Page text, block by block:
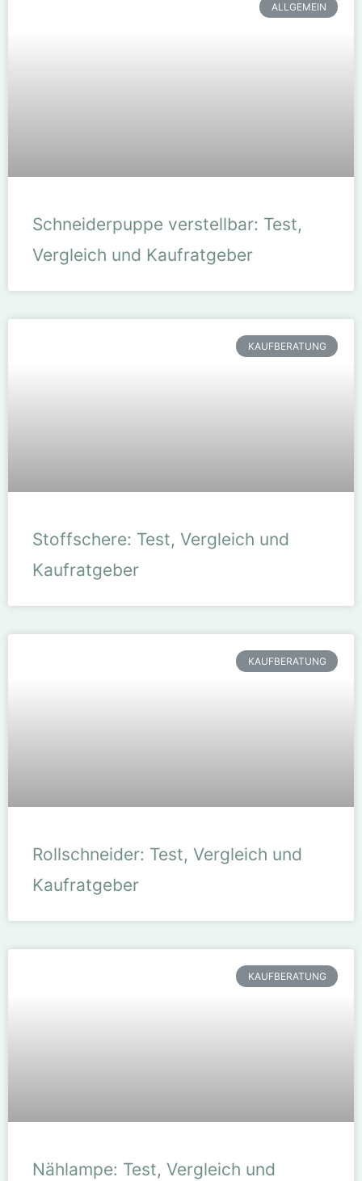
ALLGEMEIN
Schneiderpuppe verstellbar: Test,
Vergleich und Kaufratgeber
KAUFBERATUNG
Stoffschere: Test, Vergleich und
Kaufratgeber
KAUFBERATUNG
Rollschneider: Test, Vergleich und
Kaufratgeber
KAUFBERATUNG
Nählampe: Test, Vergleich und